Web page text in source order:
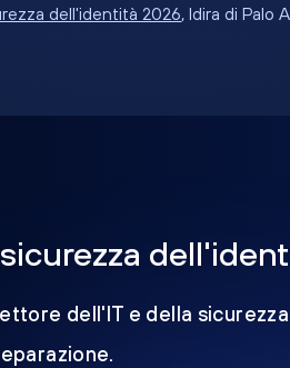
dell'identità 2026, Idira di Palo
dell'IT e della